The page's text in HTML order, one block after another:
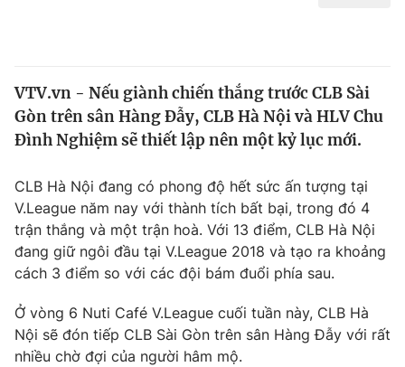
Thế giới
Tin tức
Câu chuyện quốc tế
Kinh tế
Tài chính
Thị trường
Góc doanh nghiệp
Dữ liệu và đời sống
Truyền hình
Phim VTV
Hậu trường
Nhân vật
Giải trí
Điện ảnh
Đời sống
VTV.vn - Nếu giành chiến thắng trước CLB Sài
Gòn trên sân Hàng Đẫy, CLB Hà Nội và HLV Chu
Đình Nghiệm sẽ thiết lập nên một kỷ lục mới.
CLB Hà Nội đang có phong độ hết sức ấn tượng tại
V.League năm nay với thành tích bất bại, trong đó 4
trận thắng và một trận hoà. Với 13 điểm, CLB Hà Nội
đang giữ ngôi đầu tại V.League 2018 và tạo ra khoảng
cách 3 điểm so với các đội bám đuổi phía sau.
Ở vòng 6 Nuti Café V.League cuối tuần này, CLB Hà
Nội sẽ đón tiếp CLB Sài Gòn trên sân Hàng Đẫy với rất
nhiều chờ đợi của người hâm mộ.